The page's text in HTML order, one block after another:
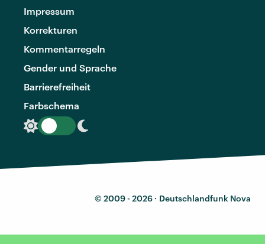
Impressum
Korrekturen
Kommentarregeln
Gender und Sprache
Barrierefreiheit
Farbschema
© 2009 - 2026 · Deutschlandfunk Nova